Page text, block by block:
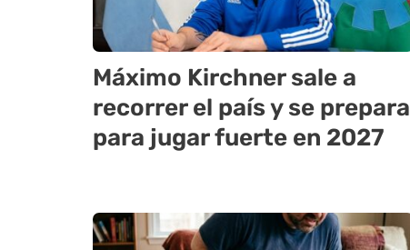
Máximo Kirchner sale a
recorrer el país y se prepara
para jugar fuerte en 2027